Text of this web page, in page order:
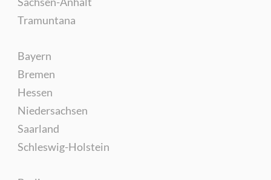
Tramuntana
Bayern
Bremen
Hessen
Niedersachsen
Saarland
Schleswig-Holstein